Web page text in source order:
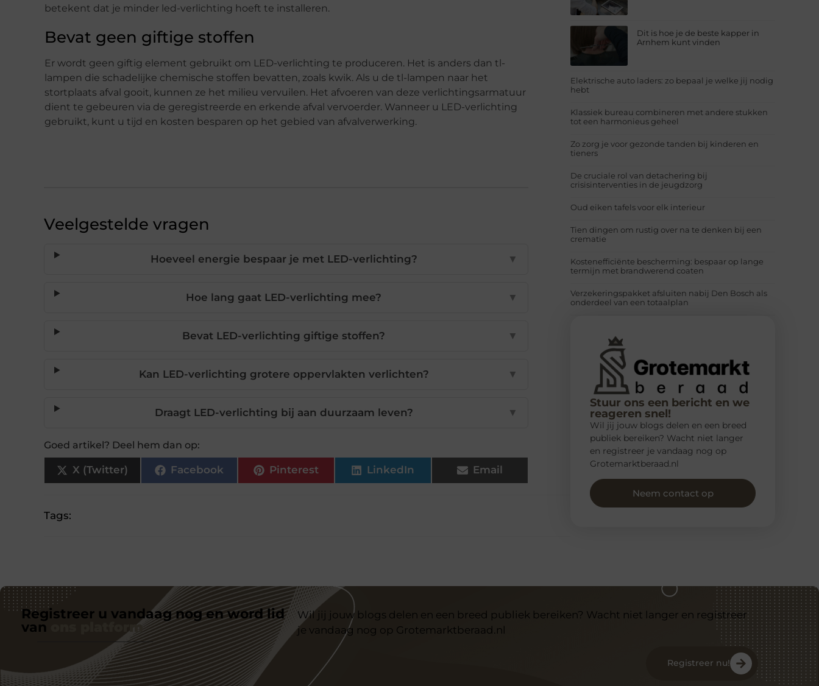
betekent dat je minder led-verlichting hoeft te installeren.
Bevat geen giftige stoffen
Er wordt geen giftig element gebruikt om LED-verlichting te produceren. Het is anders dan tl-
lampen die schadelijke chemische stoffen bevatten, zoals kwik. Als u de tl-lampen naar het
stortplaats afval gooit, kunnen ze het milieu vervuilen. Het afvoeren van deze verlichtingsarmatuur
dient te gebeuren via de geregistreerde en erkende afval vervoerder. Wanneer u LED-verlichting
gebruikt, kunt u tijd en kosten besparen op het gebied van afvalverwerking.
Veelgestelde vragen
Hoeveel energie bespaar je met LED-verlichting? ▼
Hoe lang gaat LED-verlichting mee? ▼
Bevat LED-verlichting giftige stoffen? ▼
Kan LED-verlichting grotere oppervlakten verlichten? ▼
Draagt LED-verlichting bij aan duurzaam leven? ▼
Goed artikel? Deel hem dan op:
X (Twitter) Facebook Pinterest LinkedIn Email
Tags:
Dit is hoe je de beste kapper in
Arnhem kunt vinden
Elektrische auto laders: zo bepaal je welke jij nodig
hebt
Klassiek bureau combineren met andere stukken
tot een harmonieus geheel
Zo zorg je voor gezonde tanden bij kinderen en
tieners
De cruciale rol van detachering bij
crisisinterventies in de jeugdzorg
Oud eiken tafels voor elk interieur
Tien dingen om rustig over na te denken bij een
crematie
Kostenefficiënte bescherming: bespaar op lange
termijn met brandwerend coaten
Verzekeringspakket afsluiten nabij Den Bosch als
onderdeel van een totaalplan
Stuur ons een bericht en we
reageren snel!
Wil jij jouw blogs delen en een breed
publiek bereiken? Wacht niet langer
en registreer je vandaag nog op
Grotemarktberaad.nl
Neem contact op
Registreer u vandaag nog en word lid
van
ons platform
Wil jij jouw blogs delen en een breed publiek bereiken? Wacht niet langer en registreer
je vandaag nog op Grotemarktberaad.nl
Registreer nu!